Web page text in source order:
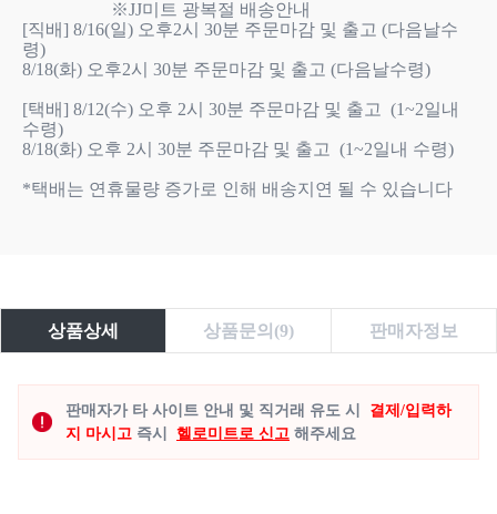
[직배] 8/16(일) 오후2시 30분 주문마감 및 출고 (다음날수
령)
8/18(화) 오후2시 30분 주문마감 및 출고 (다음날수령)
[택배] 8/12(수) 오후 2시 30분 주문마감 및 출고  (1~2일내
수령)
8/18(화) 오후 2시 30분 주문마감 및 출고  (1~2일내 수령)
*택배는 연휴물량 증가로 인해 배송지연 될 수 있습니다
상품상세 상품문의(9) 판매자정보
판매자가 타 사이트 안내 및 직거래 유도 시
결제/입력하
지 마시고 즉시 헬로미트로 신고 해주세요